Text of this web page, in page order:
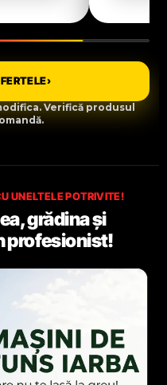
›
Verifică produsul
UNELTELE POTRIVITE!
grădina și
profesionist!